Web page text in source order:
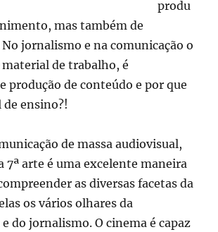
produ
mas também de
jornalismo e na comunicação o
de trabalho, é
produção de conteúdo e por que
ensino?!
de massa audiovisual,
7ª arte é uma excelente maneira
as diversas facetas da
os vários olhares da
do jornalismo. O cinema é capaz